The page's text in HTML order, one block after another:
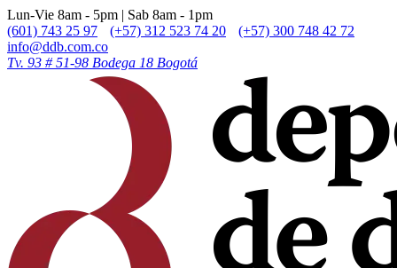
Lun-Vie 8am - 5pm | Sab 8am - 1pm
(601) 743 25 97
(+57) 312 523 74 20
(+57) 300 748 42 72
info@ddb.com.co
Tv. 93 # 51-98 Bodega 18 Bogotá